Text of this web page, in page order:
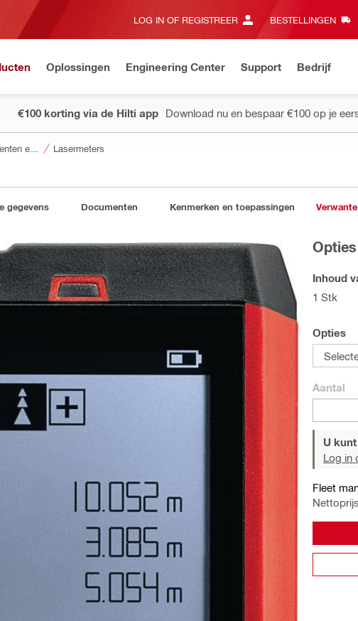
LOG IN OF REGISTREER BESTELLINGEN
Oplossingen Engineering Center Support Bedrijf
€100 korting via de Hilti app Download nu en bespaar €100 op je
Lasermeters
gegevens Documenten Kenmerken en toepassingen
Inhoud
1 Stk
Opties
Aantal
U
Log in
Fleet